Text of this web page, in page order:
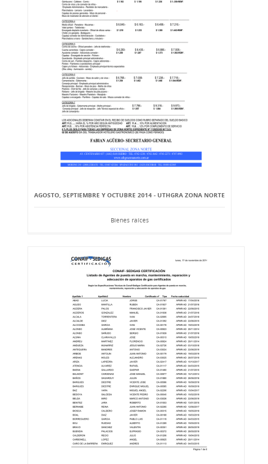
AGOSTO, SEPTIEMBRE Y OCTUBRE 2014 - UTHGRA ZONA NORTE
Bienes raíces